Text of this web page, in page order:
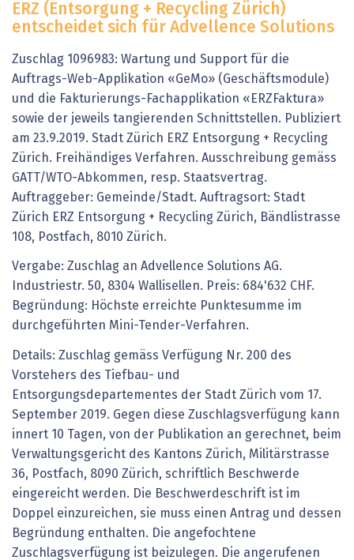
ERZ (Entsorgung + Recycling Zürich)
entscheidet sich für Advellence Solutions
Zuschlag 1096983: Wartung und Support für die
Auftrags-Web-Applikation «GeMo» (Geschäftsmodule)
und die Fakturierungs-Fachapplikation «ERZFaktura»
sowie der jeweils tangierenden Schnittstellen. Publiziert
am 23.9.2019. Stadt Zürich ERZ Entsorgung + Recycling
Zürich. Freihändiges Verfahren. Ausschreibung gemäss
GATT/WTO-Abkommen, resp. Staatsvertrag.
Auftraggeber: Gemeinde/Stadt. Auftragsort: Stadt
Zürich ERZ Entsorgung + Recycling Zürich, Bändlistrasse
108, Postfach, 8010 Zürich.
Vergabe: Zuschlag an Advellence Solutions AG.
Industriestr. 50, 8304 Wallisellen. Preis: 684'632 CHF.
Begründung: Höchste erreichte Punktesumme im
durchgeführten Mini-Tender-Verfahren.
Details: Zuschlag gemäss Verfügung Nr. 200 des
Vorstehers des Tiefbau- und
Entsorgungsdepartementes der Stadt Zürich vom 17.
September 2019. Gegen diese Zuschlagsverfügung kann
innert 10 Tagen, von der Publikation an gerechnet, beim
Verwaltungsgericht des Kantons Zürich, Militärstrasse
36, Postfach, 8090 Zürich, schriftlich Beschwerde
eingereicht werden. Die Beschwerdeschrift ist im
Doppel einzureichen, sie muss einen Antrag und dessen
Begründung enthalten. Die angefochtene
Zuschlagsverfügung ist beizulegen. Die angerufenen